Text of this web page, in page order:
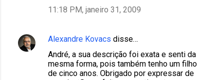
11:18 PM, janeiro 31, 2009
Alexandre Kovacs disse…
André, a sua descrição foi exata e senti da
mesma forma, pois também tenho um filho
de cinco anos. Obrigado por expressar de